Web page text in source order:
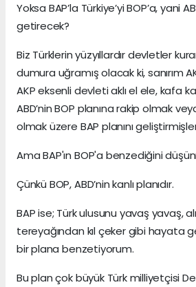
Yoksa BAP’la Türkiye’yi BOP’a, yani
getirecek?
Biz Türklerin yüzyıllardır devletler
dumura uğramış olacak ki, sanırım
AKP eksenli devleti aklı el ele, kafa
ABD’nin BOP planına rakip olmak
olmak üzere BAP planını
Ama BAP'ın BOP'a benzediğini
Çünkü BOP, ABD’nin kanlı planıdır.
BAP ise; Türk ulusunu yavaş yavaş,
tereyağından kıl çeker gibi hayata
bir plana benzetiyorum.
Bu plan çok büyük Türk milliyetçisi